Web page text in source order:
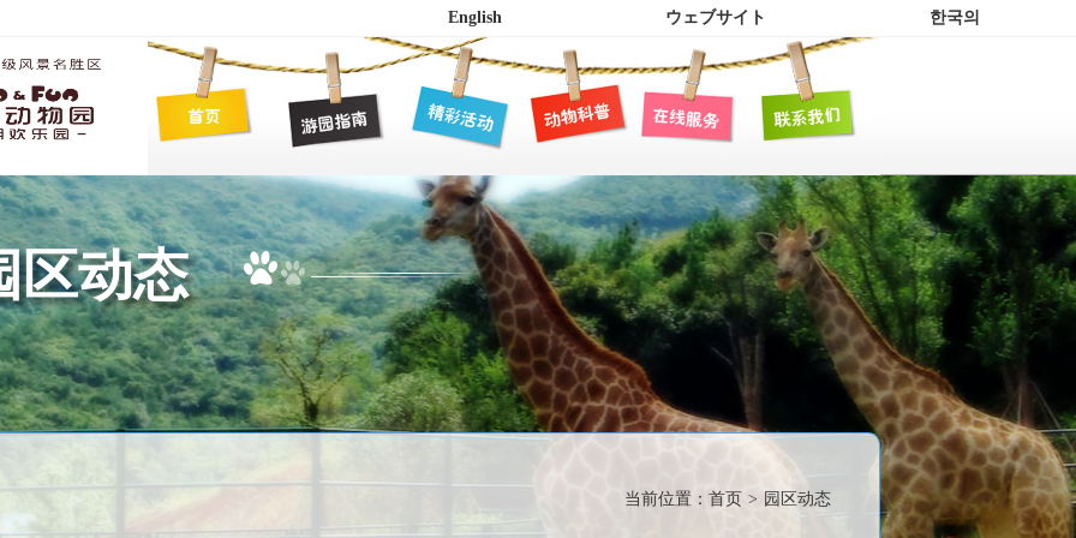
English ウェブサイト 한국의
区动态
当前位置： 首页 > 园区动态